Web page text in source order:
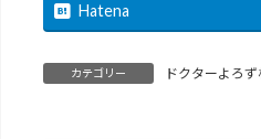
Hatena
カテゴリー ドクターよろ